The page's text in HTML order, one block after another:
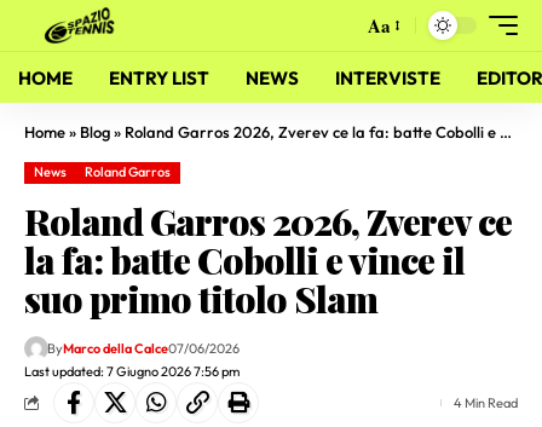
Aa
HOME ENTRY LIST NEWS INTERVISTE
Home» Blog» Roland Garros 2026, Zverev ce la fa: batte Cobolli e vince il suo primo titolo Slam
News Roland Garros
Roland Garros 2026, Zverev ce
la fa: batte Cobolli e vince il
suo primo titolo Slam
Last updated: 7 Giugno 2026 7:56 pm
ByMarco della Calce07/06/2026
4 Min Read